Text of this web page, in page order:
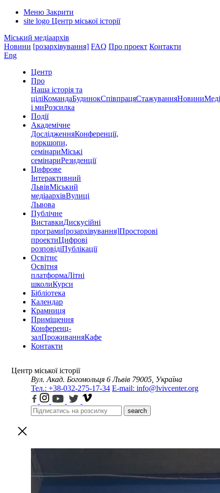
Меню Закрити
site logo Центр міської історії
Міський медіаархів
Новини [розархівування] FAQ Про проект Контакти
Eng
Центр
Про
Наша історія та
ціліКомандаБудинокСпівпрацяСтажуванняНовини
і миРозсилка
Події
Академічне
ДослідженняКонференції,
воркшопи,
семінариМіські
семінариРезиденції
Цифрове
Інтерактивний
ЛьвівМіський
медіаархівВулиці
Львова
Публічне
ВиставкиДискусійні
програми[розархівування]Просторові
проектиЦифрові
розповідіПублікації
Освітнє
Освітня
платформаЛітні
школиКурси
Бібліотека
Календар
Крамниця
Приміщення
Конференц-
залПроживанняКафе
Контакти
Центр міської історії
Вул. Акад. Богомольця 6 Львів 79005, Україна
Тел.: +38-032-275-17-34 E-mail: info@lvivcenter.org
search